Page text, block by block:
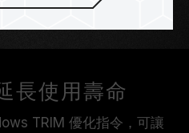
長使用壽命
TRIM 優化指令，可讓